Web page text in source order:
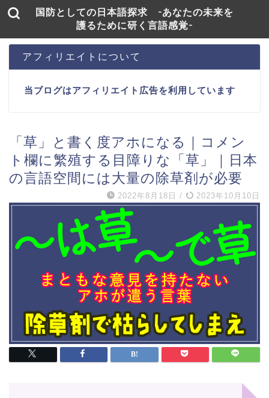
国防としての日本語探求 -あなたの未来を
護るために研く言語感覚-
アフィリエイトについて
当ブログはアフィリエイト広告を利用しています
「草」と書く度アホになる｜コメン
ト欄に繁殖する目障りな「草」｜日本
の言語空間には大量の除草剤が必要
2022年8月18日 / 2023年10月10日